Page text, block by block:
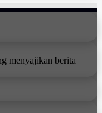
menyajikan berita